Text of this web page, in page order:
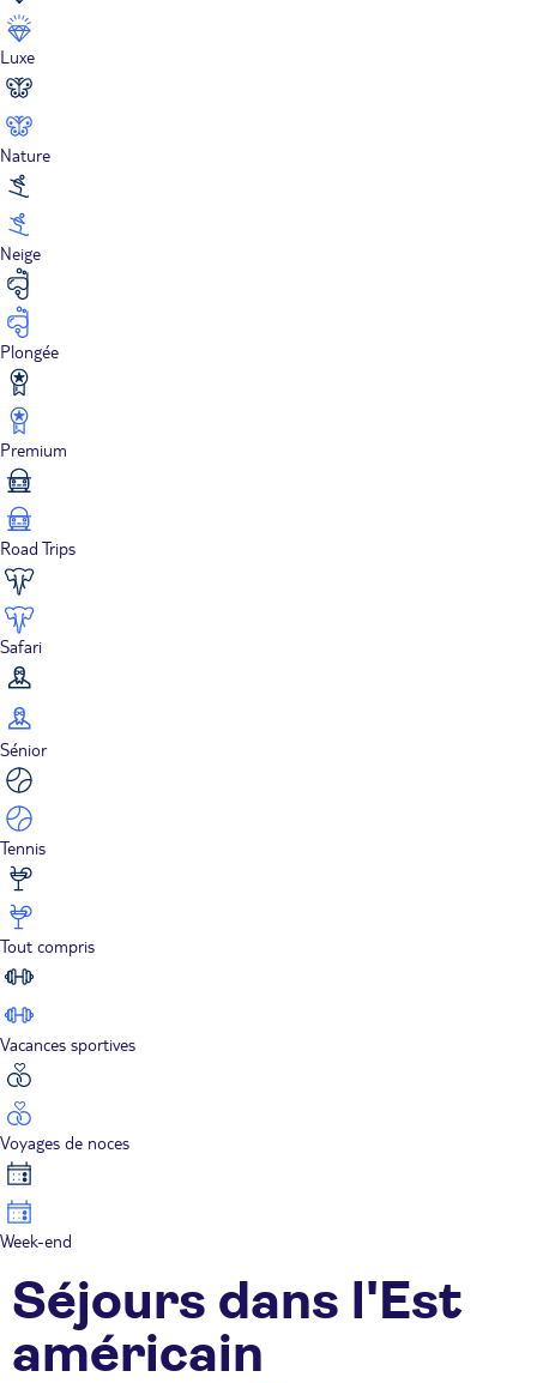
Luxe
Nature
Neige
Plongée
Premium
Road Trips
Safari
Sénior
Tennis
Tout compris
Vacances sportives
Voyages de noces
Week-end
Séjours dans l'Est
américain